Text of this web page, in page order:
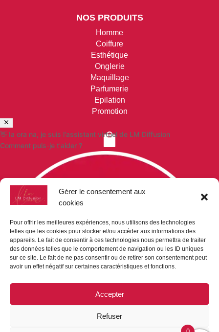
Gérer le consentement aux
cookies
Pour offrir les meilleures expériences, nous utilisons des technologies
telles que les cookies pour stocker et/ou accéder aux informations des
appareils. Le fait de consentir à ces technologies nous permettra de traiter
des données telles que le comportement de navigation ou les ID uniques
sur ce site. Le fait de ne pas consentir ou de retirer son consentement peut
avoir un effet négatif sur certaines caractéristiques et fonctions.
Accepter
Refuser
NOS PRODUITS
Homme
Coiffure
Esthétique
Onglerie
Maquillage
Parfumerie
Epilation
Promotion

VOS COMMANDES
Mon compte

NOUS CONTACTER
LM-DIFFUSION
Bp 9019
98716 Pirae
Tel : (+689) 40 42 87 86
👋 Ia ora na, je suis l'assistant virtuel de LM Diffusion
Comment puis-je t'aider ?